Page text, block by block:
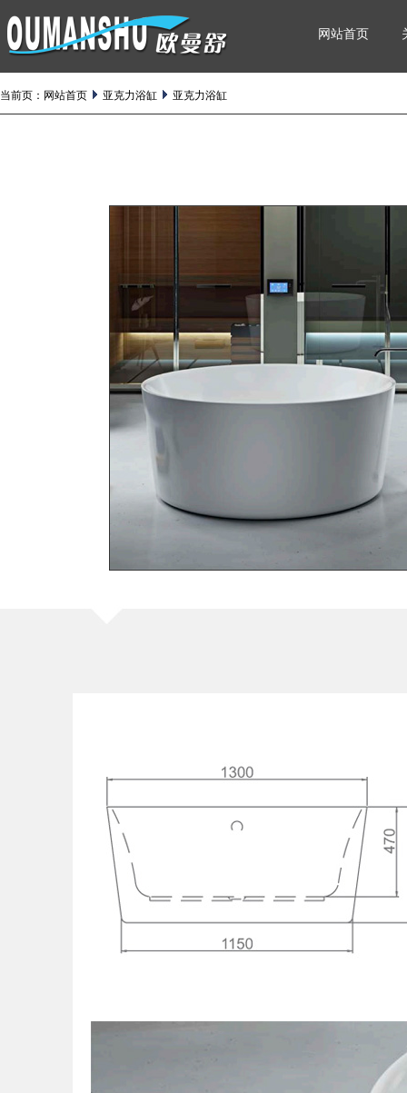
网站首页
当前页： 网站首页 亚克力浴缸 亚克力浴缸